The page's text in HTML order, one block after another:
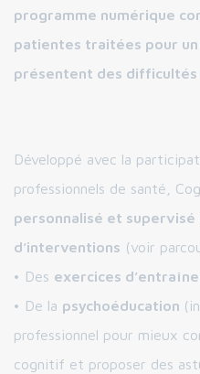
programme numérique
patientes traitées pour un
présentent des difficultés
Développé avec la
professionnels de santé,
personnalisé et
d’interventions (voir
• Des exercices
• De la psychoéducation
professionnel pour mieux
cognitif et proposer des